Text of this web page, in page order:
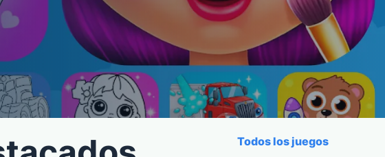
Todos los juegos